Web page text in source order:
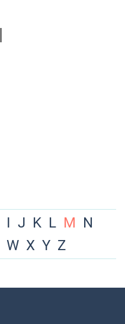
I J K L M N
W X Y Z